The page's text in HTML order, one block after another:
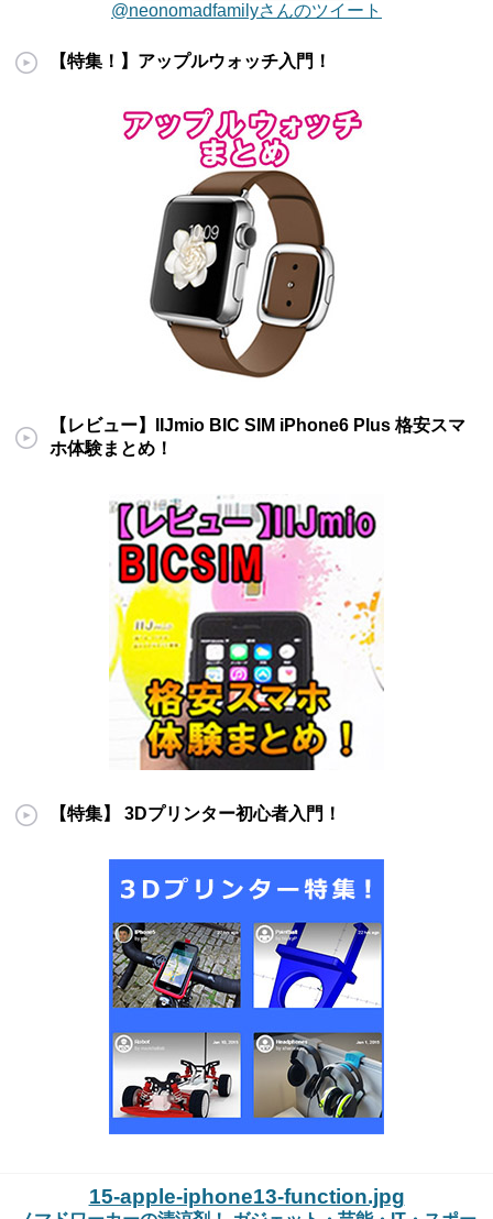
@neonomadfamilyさんのツイート
【特集！】アップルウォッチ入門！
【レビュー】IIJmio BIC SIM iPhone6 Plus 格安スマ
ホ体験まとめ！
【特集】 3Dプリンター初心者入門！
15-apple-iphone13-function.jpg